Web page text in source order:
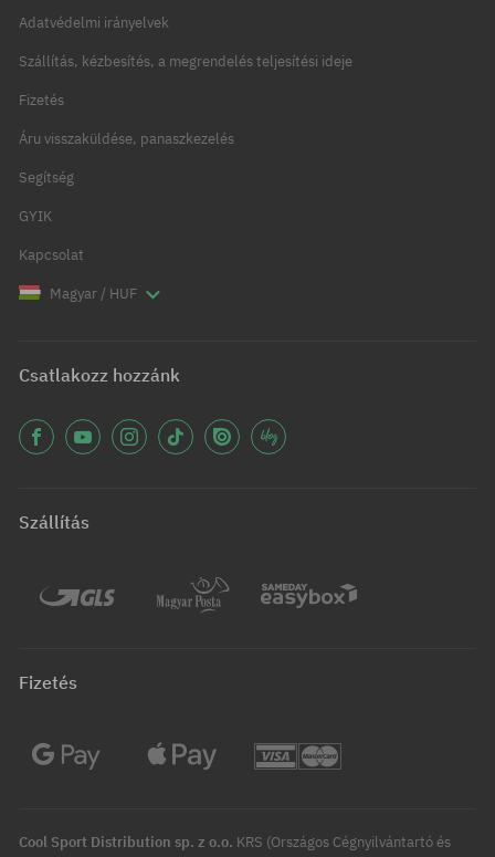
Adatvédelmi irányelvek
Szállítás, kézbesítés, a megrendelés teljesítési ideje
Fizetés
Áru visszaküldése, panaszkezelés
Segítség
GYIK
Kapcsolat
Magyar / HUF
Csatlakozz hozzánk
Szállítás
Fizetés
Cool Sport Distribution sp. z o.o. KRS (Országos Cégnyilvántartó és